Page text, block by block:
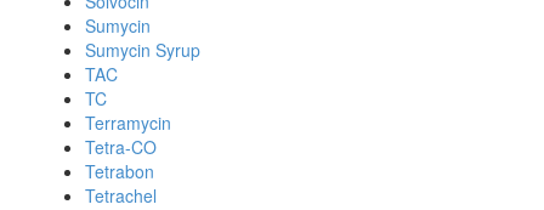
Sumycin
Sumycin Syrup
TAC
TC
Terramycin
Tetra-CO
Tetrabon
Tetrachel